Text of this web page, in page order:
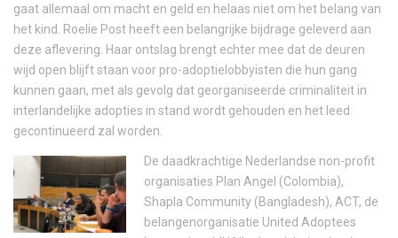
gaat allemaal om macht en geld en helaas niet om het belang van
het kind. Roelie Post heeft een belangrijke bijdrage geleverd aan
deze aflevering. Haar ontslag brengt echter mee dat de deuren
wijd open blijft staan voor pro-adoptielobbyisten die hun gang
kunnen gaan, met als gevolg dat georganiseerde criminaliteit in
interlandelijke adopties in stand wordt gehouden en het leed
gecontinueerd zal worden.
De daadkrachtige Nederlandse non-profit
organisaties Plan Angel (Colombia),
Shapla Community (Bangladesh), ACT, de
belangenorganisatie United Adoptees